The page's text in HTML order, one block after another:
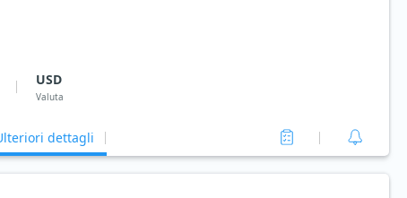
USD
Valuta
dettagli